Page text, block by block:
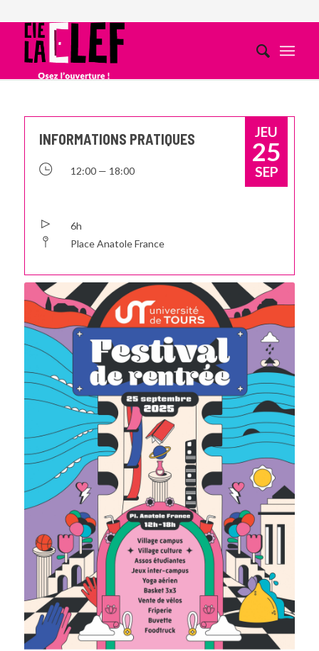
INFORMATIONS PRATIQUES JEU
25
SEP
12:00 — 18:00
6h
Place Anatole France